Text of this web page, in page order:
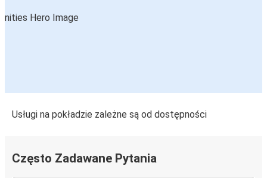
Usługi na pokładzie zależne są od dostępności
Często Zadawane Pytania